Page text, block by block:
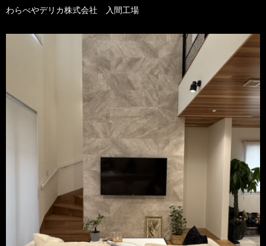
わらべやデリカ株式会社 入間工場